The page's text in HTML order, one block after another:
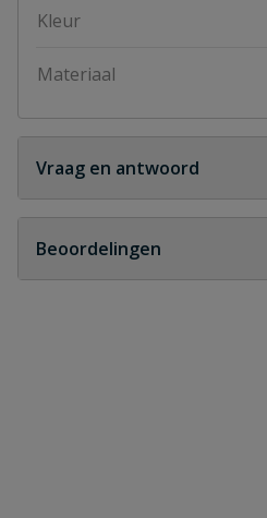
Kleur
Materiaal
Vraag en antwoord
Geen vragen
Heb je zelf ook een
Beoordelingen